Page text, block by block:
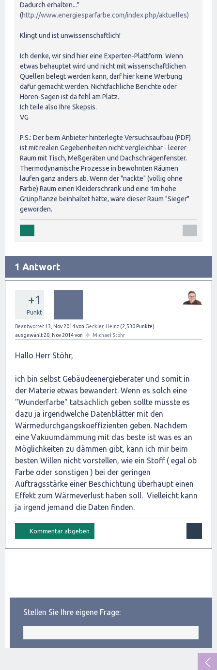
Dadurch erhalten..."
(http://www.energiesparfarbe.com/index.php/aktuelles)
Klingt und ist unwissenschaftlich!
Ich denke, wir sind hier eine Experten-Plattform. Wenn
etwas behauptet wird und nicht mit wissenschaftlichen
Quellen belegt werden kann, darf hier keine Werbung
dafür gemacht werden. Nichtfachliche Berichte oder
Hören-Sagen ist da fehl am Platz.
Ich teile also Ihre Skepsis.
VG
P.S.: Der beim Anbieter hinterlegte Versuchsaufbau (PDF)
ist mit realen Gegebenheiten nicht vergleichbar - leerer
Raum mit Tisch, Meßgeräten und Dachschrägenfenster.
Thermodynamische Prozesse in bewohnten Räumen
laufen ganz anders ab. Wenn der "nackte" (völlig ohne
Farbe) Raum einen Kleiderschrank und eine 1m hohe
Grünpflanze beinhaltet hätte, wäre dieser Raum "Sieger"
geworden.
1 Antwort
+1
Punkt
Beantwortet 13, Nov 2014von Geckler, Heinz (2,530 Punkte)
ausgewählt 20, Nov 2014von ✦ Michael Stöhr
Hallo Herr Stöhr,
ich bin selbst Gebäudeenergieberater und somit in
der Materie etwas bewandert. Wenn es solch eine
"Wunderfarbe" tatsächlich geben sollte müsste es
dazu ja irgendwelche Datenblätter mit den
Wärmedurchgangskoeffizienten geben. Nachdem
eine Vakuumdämmung mit das beste ist was es an
Möglichkeiten zu dämmen gibt, kann ich mir beim
besten Willen nicht vorstellen, wie ein Stoff ( egal ob
Farbe oder sonstigen ) bei der geringen
Auftragsstärke einer Beschichtung überhaupt einen
Effekt zum Wärmeverlust haben soll. Vielleicht kann
ja irgend jemand die Daten finden.
Stellen Sie Ihre eigene Frage: